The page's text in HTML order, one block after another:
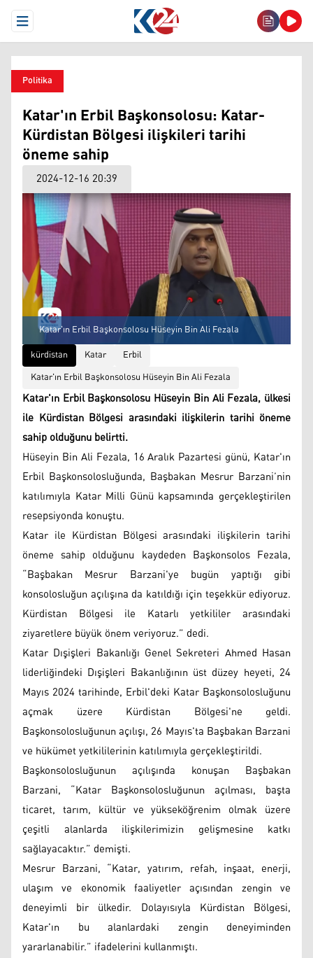
Open Menu
Politika
Katar'ın Erbil Başkonsolosu: Katar-
Kürdistan Bölgesi ilişkileri tarihi
öneme sahip
2024-12-16 20:39
Katar'ın Erbil Başkonsolosu Hüseyin Bin Ali Fezala
kürdistan
Katar
Erbil
Katar'ın Erbil Başkonsolosu Hüseyin Bin Ali Fezala
Katar'ın Erbil Başkonsolosu Hüseyin Bin Ali Fezala, ülkesi
ile Kürdistan Bölgesi arasındaki ilişkilerin tarihi öneme
sahip olduğunu belirtti.
Hüseyin Bin Ali Fezala, 16 Aralık Pazartesi günü, Katar'ın
Erbil Başkonsolosluğunda, Başbakan Mesrur Barzani’nin
katılımıyla Katar Milli Günü kapsamında gerçekleştirilen
resepsiyonda konuştu.
Katar ile Kürdistan Bölgesi arasındaki ilişkilerin tarihi
öneme sahip olduğunu kaydeden Başkonsolos Fezala,
“Başbakan Mesrur Barzani'ye bugün yaptığı gibi
konsolosluğun açılışına da katıldığı için teşekkür ediyoruz.
Kürdistan Bölgesi ile Katarlı yetkililer arasındaki
ziyaretlere büyük önem veriyoruz.” dedi.
Katar Dışişleri Bakanlığı Genel Sekreteri Ahmed Hasan
liderliğindeki Dışişleri Bakanlığının üst düzey heyeti, 24
Mayıs 2024 tarihinde, Erbil'deki Katar Başkonsolosluğunu
açmak üzere Kürdistan Bölgesi'ne geldi.
Başkonsolosluğunun açılışı, 26 Mayıs'ta Başbakan ​​Barzani
ve hükümet yetkililerinin katılımıyla gerçekleştirildi.
Başkonsolosluğunun açılışında konuşan Başbakan
Barzani, “Katar Başkonsolosluğunun açılması, başta
ticaret, tarım, kültür ve yükseköğrenim olmak üzere
çeşitli alanlarda ilişkilerimizin gelişmesine katkı
sağlayacaktır.” demişti.
Mesrur Barzani, “Katar, yatırım, refah, inşaat, enerji,
ulaşım ve ekonomik faaliyetler açısından zengin ve
deneyimli bir ülkedir. Dolayısıyla Kürdistan Bölgesi,
Katar'ın bu alanlardaki zengin deneyiminden
yararlanabilir.” ifadelerini kullanmıştı.